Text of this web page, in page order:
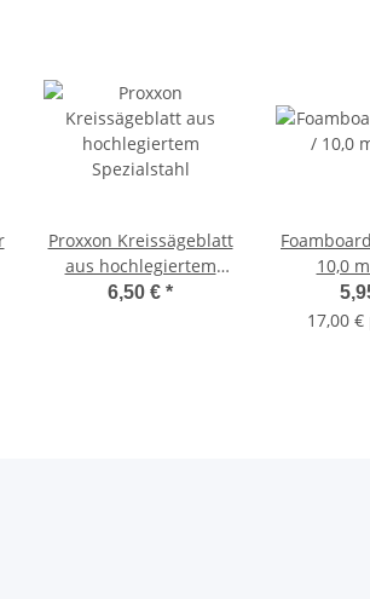
Proxxon Kreissägeblatt
aus hochlegiertem
Spezialstahl
6,50 € *
10,0
17,00